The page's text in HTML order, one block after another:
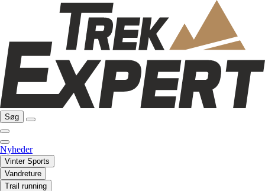
Søg
Nyheder
Vinter Sports
Vandreture
Trail running